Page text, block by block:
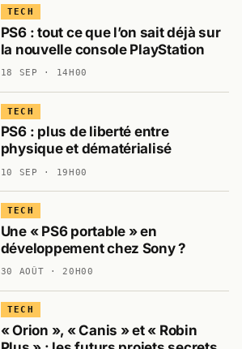
TECH
PS6 : tout ce que l’on sait déjà sur
la nouvelle console PlayStation
18 SEP · 14H00
TECH
PS6 : plus de liberté entre
physique et dématérialisé
10 SEP · 19H00
TECH
Une « PS6 portable » en
développement chez Sony ?
30 AOÛT · 20H00
TECH
« Orion », « Canis » et « Robin